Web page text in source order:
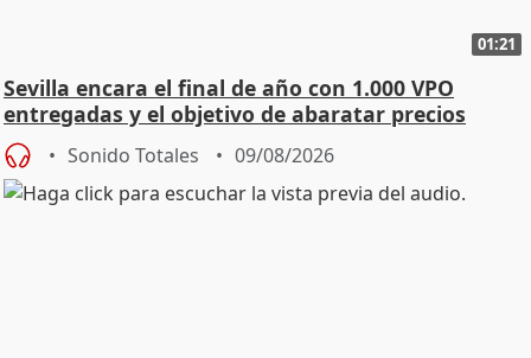
01:21
Sevilla encara el final de año con 1.000 VPO
entregadas y el objetivo de abaratar precios
Sonido Totales 09/08/2026